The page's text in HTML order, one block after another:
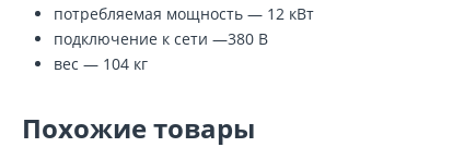
потребляемая мощность — 12 кВт
подключение к сети —380 В
вес — 104 кг
Похожие товары